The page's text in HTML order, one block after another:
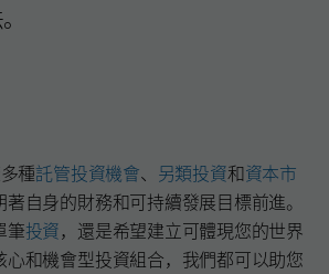
種託管投資機會、 另類投資和資本市
自身的財務和可持續發展目標前進。
筆投資，還是希望建立可體現您的世界
和機會型投資組合，我們都可以助您